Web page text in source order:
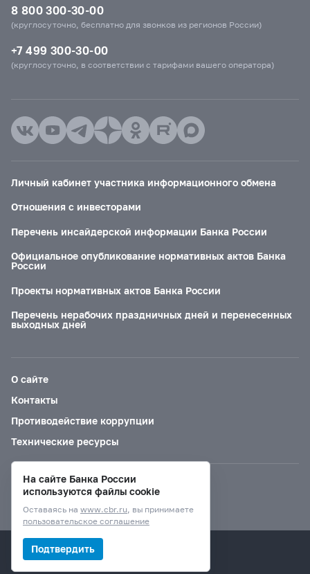
8 800 300-30-00
(круглосуточно, бесплатно для звонков из регионов России)
+7 499 300-30-00
(круглосуточно, в соответствии с тарифами вашего оператора)
Личный кабинет участника информационного обмена
Отношения с инвесторами
Перечень инсайдерской информации Банка России
Официальное опубликование нормативных актов Банка
России
Проекты нормативных актов Банка России
Перечень нерабочих праздничных дней и перенесенных
выходных дней
О сайте
Контакты
Противодействие коррупции
Технические ресурсы
Версия для слабовидящих
© Банк России, 2000–2026.
На сайте Банка России
используются файлы cookie
Оставаясь на www.cbr.ru, вы принимаете
пользовательское соглашение
Подтвердить